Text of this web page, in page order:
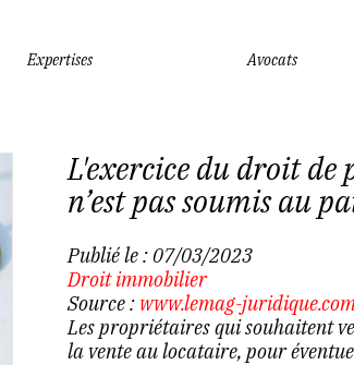
Expertises Avocats
L'exercice du droit de
n’est pas soumis au
Publié le :07/03/2023
Droit immobilier
Source : www.lemag-
Les propriétaires qui souhaitent
la vente au locataire, pour